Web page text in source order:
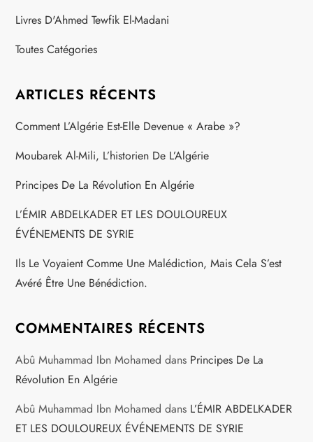
Livres D'Ahmed Tewfik El-Madani
Toutes Catégories
ARTICLES RÉCENTS
Comment L’Algérie Est-Elle Devenue « Arabe »?
Moubarek Al-Mili, L’historien De L’Algérie
Principes De La Révolution En Algérie
L’ÉMIR ABDELKADER ET LES DOULOUREUX
ÉVÉNEMENTS DE SYRIE
Ils Le Voyaient Comme Une Malédiction, Mais Cela S’est
Avéré Être Une Bénédiction.
COMMENTAIRES RÉCENTS
Abû Muhammad Ibn Mohamed dans Principes De La
Révolution En Algérie
Abû Muhammad Ibn Mohamed dans L’ÉMIR ABDELKADER
ET LES DOULOUREUX ÉVÉNEMENTS DE SYRIE